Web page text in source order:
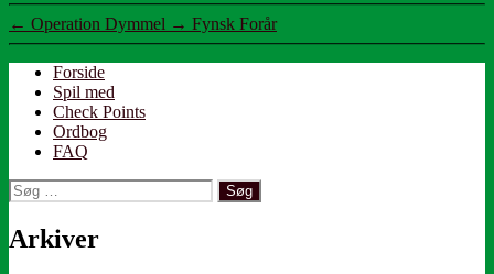
← Operation Dymmel → Fynsk Forår
Forside
Spil med
Check Points
Ordbog
FAQ
Søg
efter:
Arkiver